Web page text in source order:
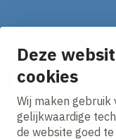
Deze
cookies
Wij maken gebruik
gelijkwaardige
de website goed
Ontvang onze
E-mailadres
Ik ga akkoord